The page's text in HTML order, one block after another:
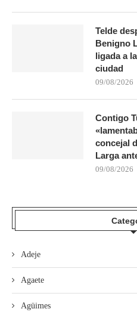
Telde
Benigno
ligada a
ciudad
09/08/2026
Contigo
concejal
Larga
09/08/2026
Adeje
Agaete
Agüimes